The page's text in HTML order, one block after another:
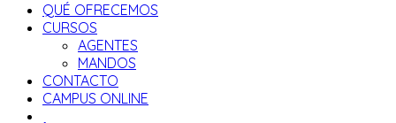
web
QUÉ OFRECEMOS
CURSOS
AGENTES
MANDOS
CONTACTO
CAMPUS ONLINE